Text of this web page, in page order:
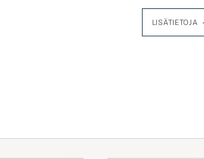
LISÄTIETOJA